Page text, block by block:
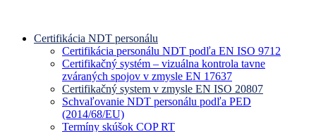
Certifikácia NDT personálu
Certifikácia personálu NDT podľa EN ISO 9712
Certifikačný systém – vizuálna kontrola tavne
zváraných spojov v zmysle EN 17637
Certifikačný system v zmysle EN ISO 20807
Schvaľovanie NDT personálu podľa PED
(2014/68/EU)
Termíny skúšok COP RT